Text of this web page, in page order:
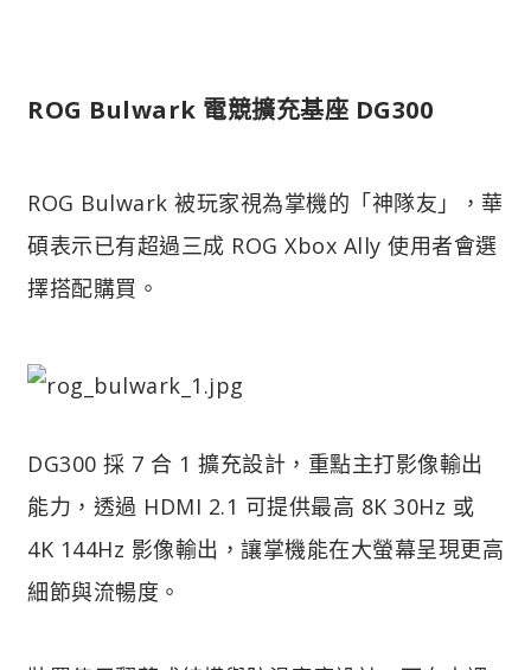
ROG Bulwark 電競擴充基座 DG300​
ROG Bulwark 被玩家視為掌機的「神隊友」，華
碩表示已有超過三成 ROG Xbox Ally 使用者會選
擇搭配購買。
DG300 採 7 合 1 擴充設計，重點主打影像輸出
能力，透過 HDMI 2.1 可提供最高 8K 30Hz 或
4K 144Hz 影像輸出，讓掌機能在大螢幕呈現更高
細節與流暢度。